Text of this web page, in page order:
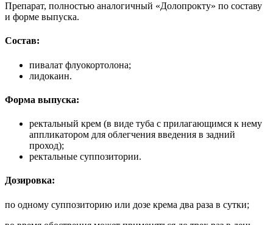
Препарат, полностью аналогичный «Долопрокту» по составу
и форме выпуска.
Состав:
пивалат флуокортолона;
лидокаин.
Форма выпуска:
ректальный крем (в виде туба с прилагающимся к нему
аппликатором для облегчения введения в задний
проход);
ректальные суппозитории.
Дозировка:
по одному суппозиторию или дозе крема два раза в сутки;